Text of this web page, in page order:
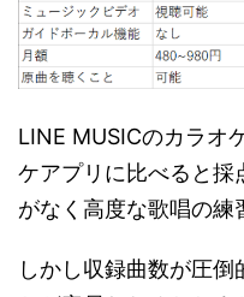
LINE MUSICのカラオ
ケアプリに比べると採
がなく高度な歌唱の練
しかし収録曲数が圧倒